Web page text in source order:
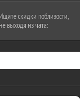
Ищите скидки поблизости,
не выходя из чата: